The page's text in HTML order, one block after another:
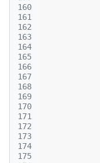
160
161
162
163
164
165
166
167
168
169
170
171
172
173
174
175